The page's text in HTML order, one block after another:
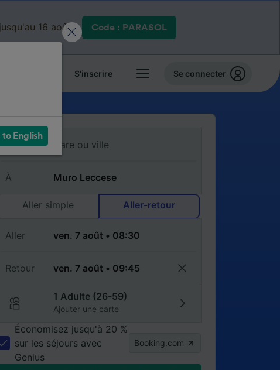
16 août. Code : PARASOL
S'inscrire Se connecter
De
À
Aller simple Aller-retour
Aller
Retour
1 Adulte (26-59)
Ajouter une carte
Économisez jusqu'à 20 %
sur les séjours avec
Genius
Booking.com
English